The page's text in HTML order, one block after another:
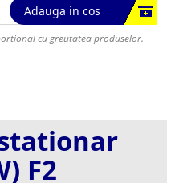
Adauga in cos
cu greutatea produselor.
F2